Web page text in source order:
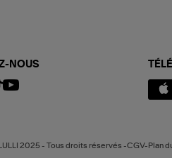
NOUS
2025 - Tous droits réservés -CGV-Plan